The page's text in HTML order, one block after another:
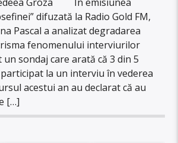
difuzată la Radio Gold FM,
Pascal a analizat degradarea
fenomenului interviurilor
sondaj care arată că 3 din 5
la un interviu în vederea
acestui an au declarat că au
[…]